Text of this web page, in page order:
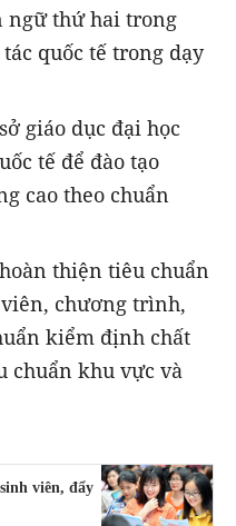
ngữ thứ hai trong
quốc tế trong dạy
giáo dục đại học
tế để đào tạo
cao theo chuẩn
thiện tiêu chuẩn
chương trình,
kiểm định chất
chuẩn khu vực và
viên, đẩy